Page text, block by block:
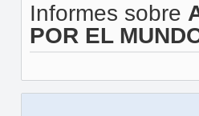
Informes sobre
POR EL